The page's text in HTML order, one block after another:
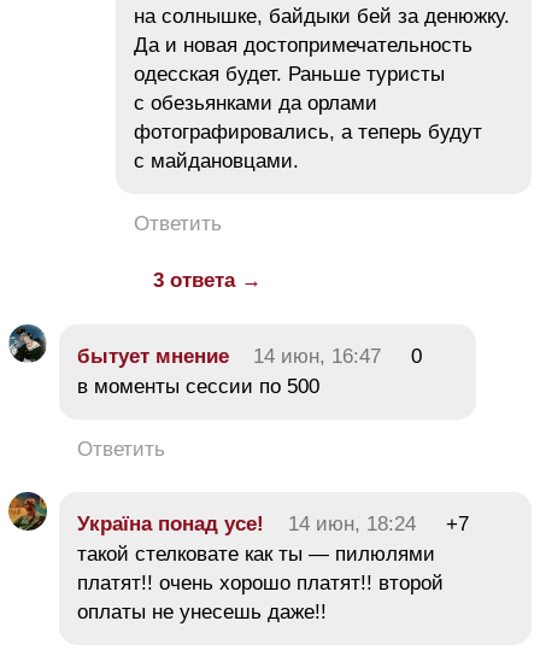
на солнышке, байдыки бей за денюжку.
Да и новая достопримечательность
одесская будет. Раньше туристы
с обезьянками да орлами
фотографировались, а теперь будут
с майдановцами.
Ответить
3 ответа →
бытует мнение 14 июн, 16:47
0
в моменты сессии по 500
Ответить
Україна понад усe! 14 июн, 18:24
+7
такой стелковате как ты — пилюлями
платят!! очень хорошо платят!! второй
оплаты не унесешь даже!!